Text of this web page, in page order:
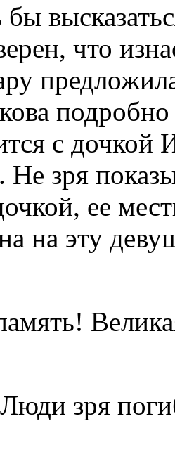
бы
что
с дочкой
Не зря
ее
на эту
зря